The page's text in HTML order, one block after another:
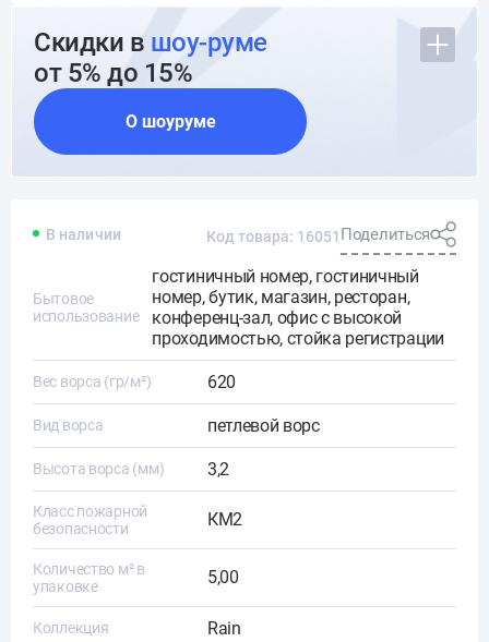
Скидки в шоу-руме
от 5% до 15%
О шоуруме
В наличии Код товара: 16051 Поделиться
Бытовое
использование
гостиничный номер, гостиничный
номер, бутик, магазин, ресторан,
конференц-зал, офис с высокой
проходимостью, стойка регистрации
Вес ворса (гр/м²) 620
Вид ворса петлевой ворс
Высота ворса (мм) 3,2
Класс пожарной
безопасности
КМ2
Количество м² в
упаковке
5,00
Коллекция Rain